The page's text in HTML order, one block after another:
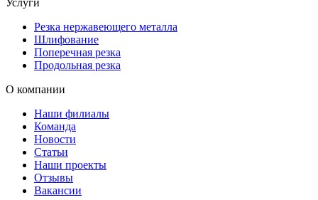
Услуги
Резка нержавеющего металла
Шлифование
Поперечная резка
Продольная резка
О компании
Наши филиалы
Команда
Новости
Статьи
Наши проекты
Отзывы
Вакансии